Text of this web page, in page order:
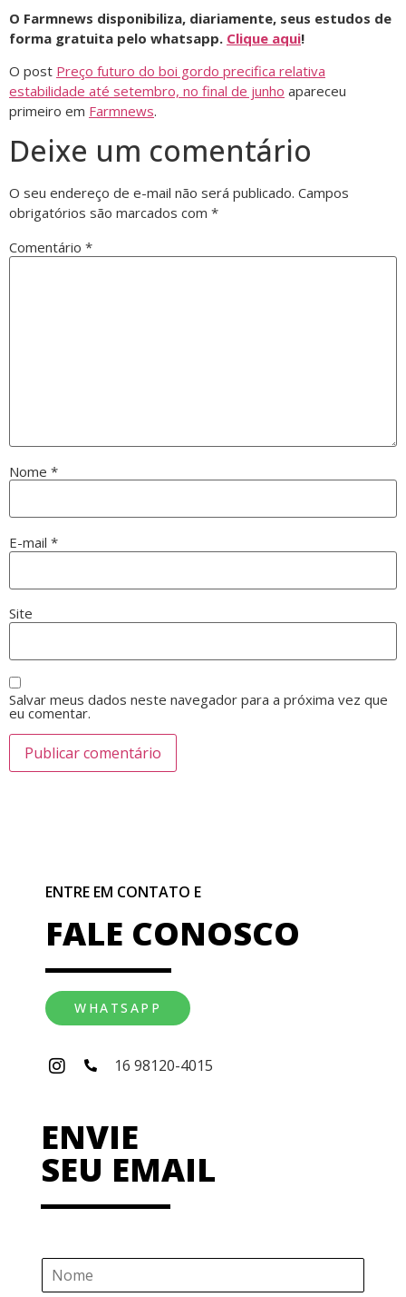
O Farmnews disponibiliza, diariamente, seus estudos de
forma gratuita pelo whatsapp. Clique aqui!
O post Preço futuro do boi gordo precifica relativa
estabilidade até setembro, no final de junho apareceu
primeiro em Farmnews.
Deixe um comentário
O seu endereço de e-mail não será publicado. Campos
obrigatórios são marcados com *
Comentário *
Nome *
E-mail *
Site
Salvar meus dados neste navegador para a próxima vez que
eu comentar.
ENTRE EM CONTATO E
FALE CONOSCO
WHATSAPP
16 98120-4015
ENVIE
SEU EMAIL
N